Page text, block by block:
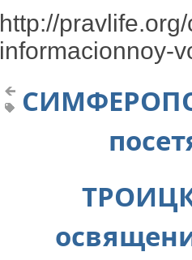
http://
informacionnoy-